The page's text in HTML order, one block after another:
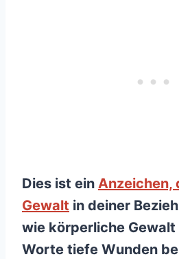
Dies ist ein Anzeichen,
Gewalt in deiner
wie körperliche Gewalt
Worte tiefe Wunden